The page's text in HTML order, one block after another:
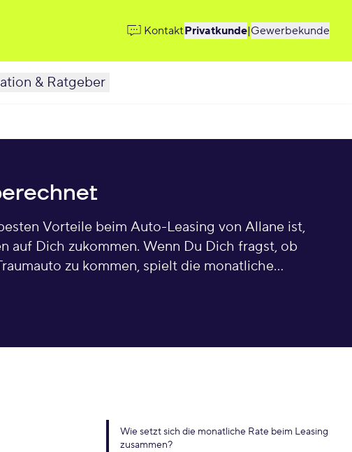
KontaktPrivatkunde|Gewerbekunde
& Ratgeber
Vorteile beim Auto-Leasing von Allane ist,
auf Dich zukommen. Wenn Du Dich fragst, ob
zu kommen, spielt die monatliche
Dir alle Fragen zum Thema, damit Du die für
lass uns starten und herausfinden, wie easy Du
Wie setzt sich die monatliche Rate beim Leasing
zusammen?